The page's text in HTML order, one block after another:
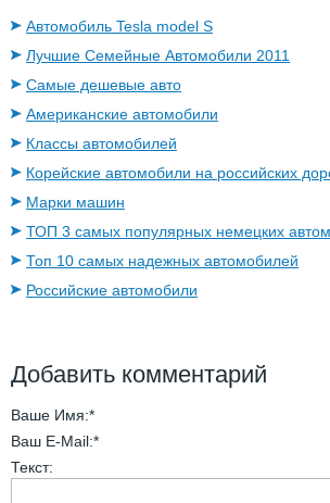
Автомобиль Tesla model S
Лучшие Семейные Автомобили 2011
Самые дешевые авто
Американские автомобили
Классы автомобилей
Корейские автомобили на российских
Марки машин
ТОП 3 самых популярных немецких
Топ 10 самых надежных автомобилей
Российские автомобили
Добавить комментарий
Ваше Имя:*
Ваш E-Mail:*
Текст: